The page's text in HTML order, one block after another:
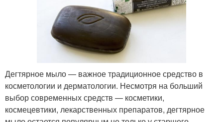
Дегтярное мыло — важное традиционное средство в
косметологии и дерматологии. Несмотря на больший
выбор современных средств — косметики,
космецевтики, лекарственных препаратов, дегтярное